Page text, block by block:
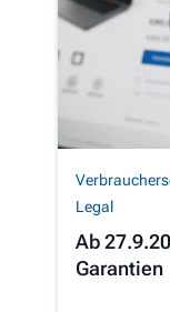
Legal
Ab
Garantien